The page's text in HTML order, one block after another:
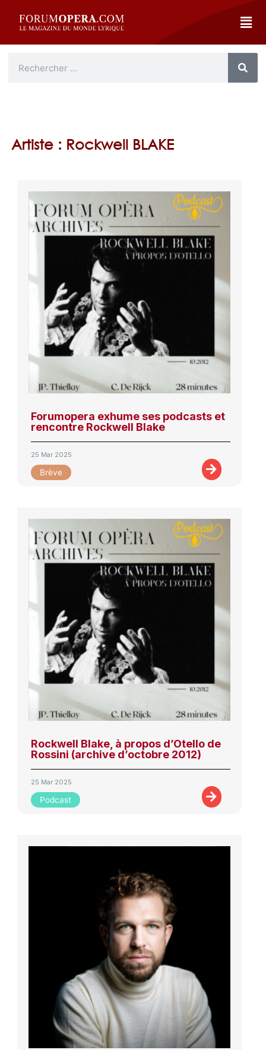
Artiste : Rockwell BLAKE
Forumopera exhume ses podcasts et
rencontre Rockwell Blake
25 Mar 2025
Brève
Rockwell Blake, à propos d’Otello de
Rossini (archive d’octobre 2012)
25 Mar 2025
Podcast